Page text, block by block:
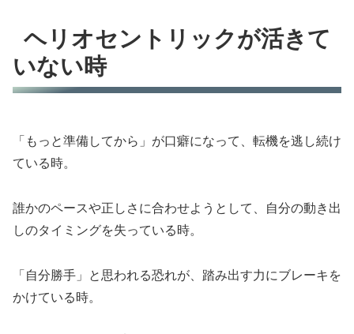
ヘリオセントリックが活きて
いない時
「もっと準備してから」が口癖になって、転機を逃し続け
ている時。
誰かのペースや正しさに合わせようとして、自分の動き出
しのタイミングを失っている時。
「自分勝手」と思われる恐れが、踏み出す力にブレーキを
かけている時。